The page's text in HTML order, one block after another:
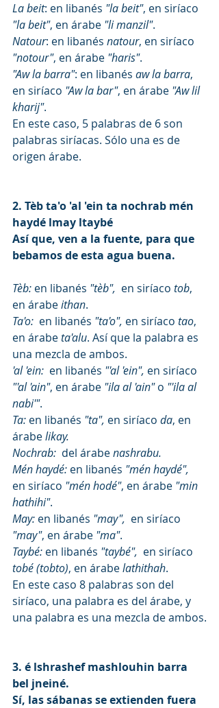
La beit: en libanés "la beit", en siríaco
"la beit", en árabe "li manzil".
Natour: en libanés natour, en siríaco
"notour", en árabe "haris".
"Aw la barra": en libanés aw la barra,
en siríaco "Aw la bar", en árabe "Aw lil
kharij".
En este caso, 5 palabras de 6 son
palabras siríacas. Sólo una es de
origen árabe.
2. Tèb ta'o 'al 'ein ta nochrab mén
haydé lmay ltaybé
Así que, ven a la fuente, para que
bebamos de esta agua buena.
Tèb: en libanés "tèb", en siríaco tob,
en árabe ithan.
Ta'o:
  en libanés
"ta'o", en siríaco tao,
en árabe ta'alu. Así que la palabra es
una mezcla de ambos.
'al 'ein:
  en libanés
"'al 'ein", en siríaco
"'al 'ain", en árabe "ila al 'ain" o "'ila al
nabi'".
Ta: en libanés "ta", en siríaco da, en
árabe likay.
Nochrab: del árabe nashrabu.
Mén haydé: en libanés "mén haydé",
en siríaco "mén hodé", en árabe "min
hathihi".
May: en libanés "may", en siríaco
"may", en árabe "ma".
Taybé: en libanés "taybé", en siríaco
tobé (tobto), en árabe lathithah.
En este caso 8 palabras son del
siríaco, una palabra es del árabe, y
una palabra es una mezcla de ambos.
3. é lshrashef mashlouhin barra
bel jneiné.
Sí, las sábanas se extienden fuera